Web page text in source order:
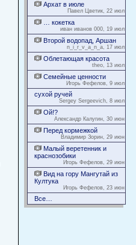
Архат в июле
Павел Цветик, 22 июл
… кокетка
иван иванов 000, 19 июл
Второй водопад, Аршан
n_i_r_v_a_n_a, 17 июл
Облетающая красота
theo, 13 июл
Семейные ценности
Игорь Фефелов, 9 июл
сухой ручей
Sergey Sergeevich, 8 июл
Ой!?
Александр Калугин, 30 июн
Перед кормежкой
Владимир Зорин, 29 июн
Малый веретенник и
краснозобики
Игорь Фефелов, 29 июн
Вид на гору Мангутай из
Култука
Игорь Фефелов, 23 июн
Все…